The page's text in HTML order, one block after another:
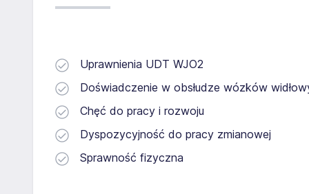
Uprawnienia UDT WJO2
Doświadczenie w obsłudze wózków
Chęć do pracy i rozwoju
Dyspozycyjność do pracy zmianowej
Sprawność fizyczna